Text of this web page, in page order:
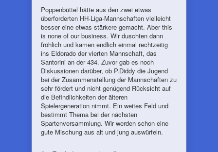
Poppenbüttel hätte aus den zwei etwas
überforderten HH-Liga-Mannschaften vielleicht
besser eine etwas stärkere gemacht. Aber this
is none of our business. Wir duschten dann
fröhlich und kamen endlich einmal rechtzeitig
ins Eldorado der vierten Mannschaft, das
Santorini an der 434. Zuvor gab es noch
Diskussionen darüber, ob P.Diddy die Jugend
bei der Zusammenstellung der Mannschaften zu
sehr fördert und nicht genügend Rücksicht auf
die Befindlichkeiten der älteren
Spielergeneration nimmt. Ein weites Feld und
bestimmt Thema bei der nächsten
Spartenversammlung. Wir werden schon eine
gute Mischung aus alt und jung auswürfeln.